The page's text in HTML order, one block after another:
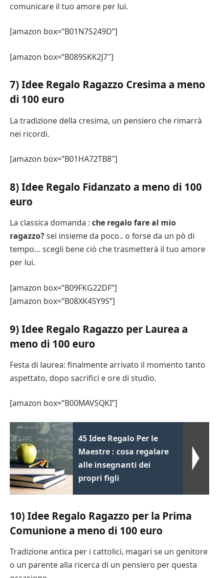
comunicare il tuo amore per lui.
[amazon box=”B01N7S249D”]
[amazon box=”B089SKK2J7″]
7) Idee Regalo Ragazzo Cresima a meno
di 100 euro
La tradizione della cresima, un pensiero che rimarrà
nei ricordi.
[amazon box=”B01HA72TB8″]
8) Idee Regalo Fidanzato a meno di 100
euro
La classica domanda : che regalo fare al mio
ragazzo?sei insieme da poco.. o forse da un pò di
tempo… scegli bene ciò che trasmetterà il tuo amore
per lui.
[amazon box=”B09FKG22DF”]
[amazon box=”B08XK45Y9S”]
9) Idee Regalo Ragazzo per Laurea a
meno di 100 euro
Festa di laurea: finalmente arrivato il momento tanto
aspettato, dopo sacrifici e ore di studio.
[amazon box=”B00MAVSQKI”]
45 Idee Regalo Per le
Maestre : cosa regalare
alle insegnanti dei
propri figli
10) Idee Regalo Ragazzo per la Prima
Comunione a meno di 100 euro
Tradizione antica per i cattolici, magari se un genitore
o un parente alla ricerca di un pensiero per questa